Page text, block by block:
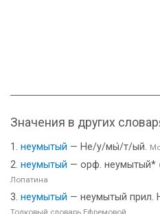
Значения в других
неумытый — Не/у/мы́/т/ый.
неумытый — орф. неумытый*
Лопатина
неумытый — неумытый прил.
Толковый словарь Ефремовой